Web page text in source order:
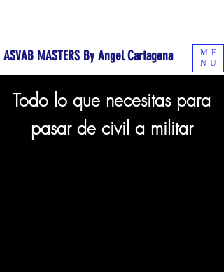
ASVAB MASTERS By Angel Cartagena
ME
NU
Todo lo que necesitas para
pasar de civil a militar